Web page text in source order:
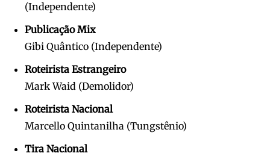
(Independente)
Publicação Mix
Gibi Quântico (Independente)
Roteirista Estrangeiro
Mark Waid (Demolidor)
Roteirista Nacional
Marcello Quintanilha (Tungstênio)
Tira Nacional